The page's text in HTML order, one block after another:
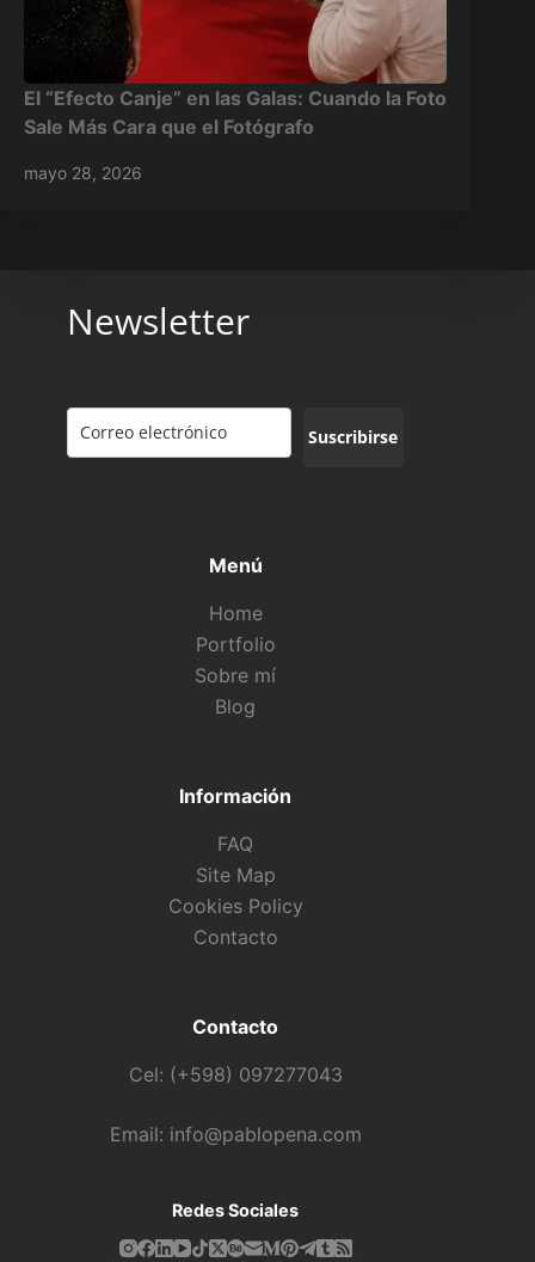
El “Efecto Canje” en las Galas: Cuando la Foto
Sale Más Cara que el Fotógrafo
mayo 28, 2026
Newsletter
Suscribirse
Menú
Home
Portfolio
Sobre mí
Blog
Información
FAQ
Site Map
Cookies Policy
Contacto
Contacto
Cel: (+598) 097277043
Email: info@pablopena.com
Redes Sociales